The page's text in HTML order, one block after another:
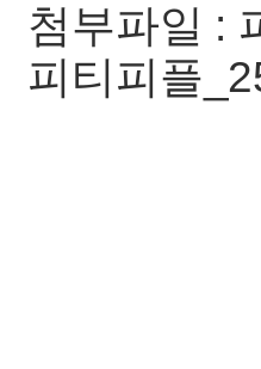
첨부파일 :
피티피플